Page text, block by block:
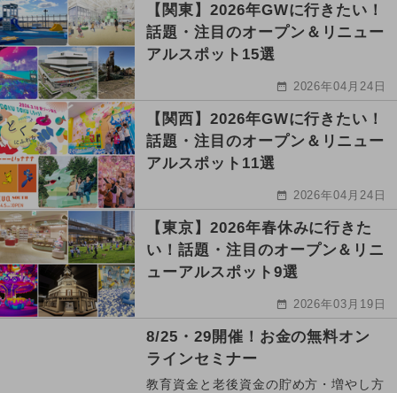
【関東】2026年GWに行きたい！
話題・注目のオープン＆リニュー
アルスポット15選
2026年04月24日
【関西】2026年GWに行きたい！
話題・注目のオープン＆リニュー
アルスポット11選
2026年04月24日
【東京】2026年春休みに行きた
い！話題・注目のオープン＆リニ
ューアルスポット9選
2026年03月19日
8/25・29開催！お金の無料オン
ラインセミナー
教育資金と老後資金の貯め方・増やし方